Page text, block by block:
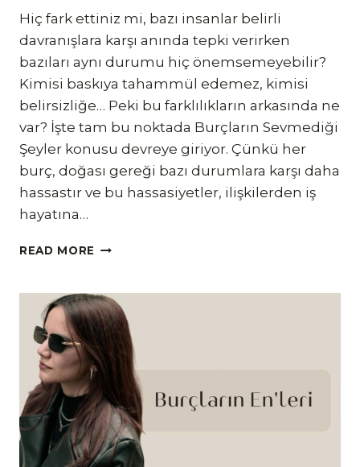
Hiç fark ettiniz mi, bazı insanlar belirli
davranışlara karşı anında tepki verirken
bazıları aynı durumu hiç önemsemeyebilir?
Kimisi baskıya tahammül edemez, kimisi
belirsizliğe… Peki bu farklılıkların arkasında ne
var? İşte tam bu noktada Burçların Sevmediği
Şeyler konusu devreye giriyor. Çünkü her
burç, doğası gereği bazı durumlara karşı daha
hassastır ve bu hassasiyetler, ilişkilerden iş
hayatına…
READ MORE BURÇLARIN